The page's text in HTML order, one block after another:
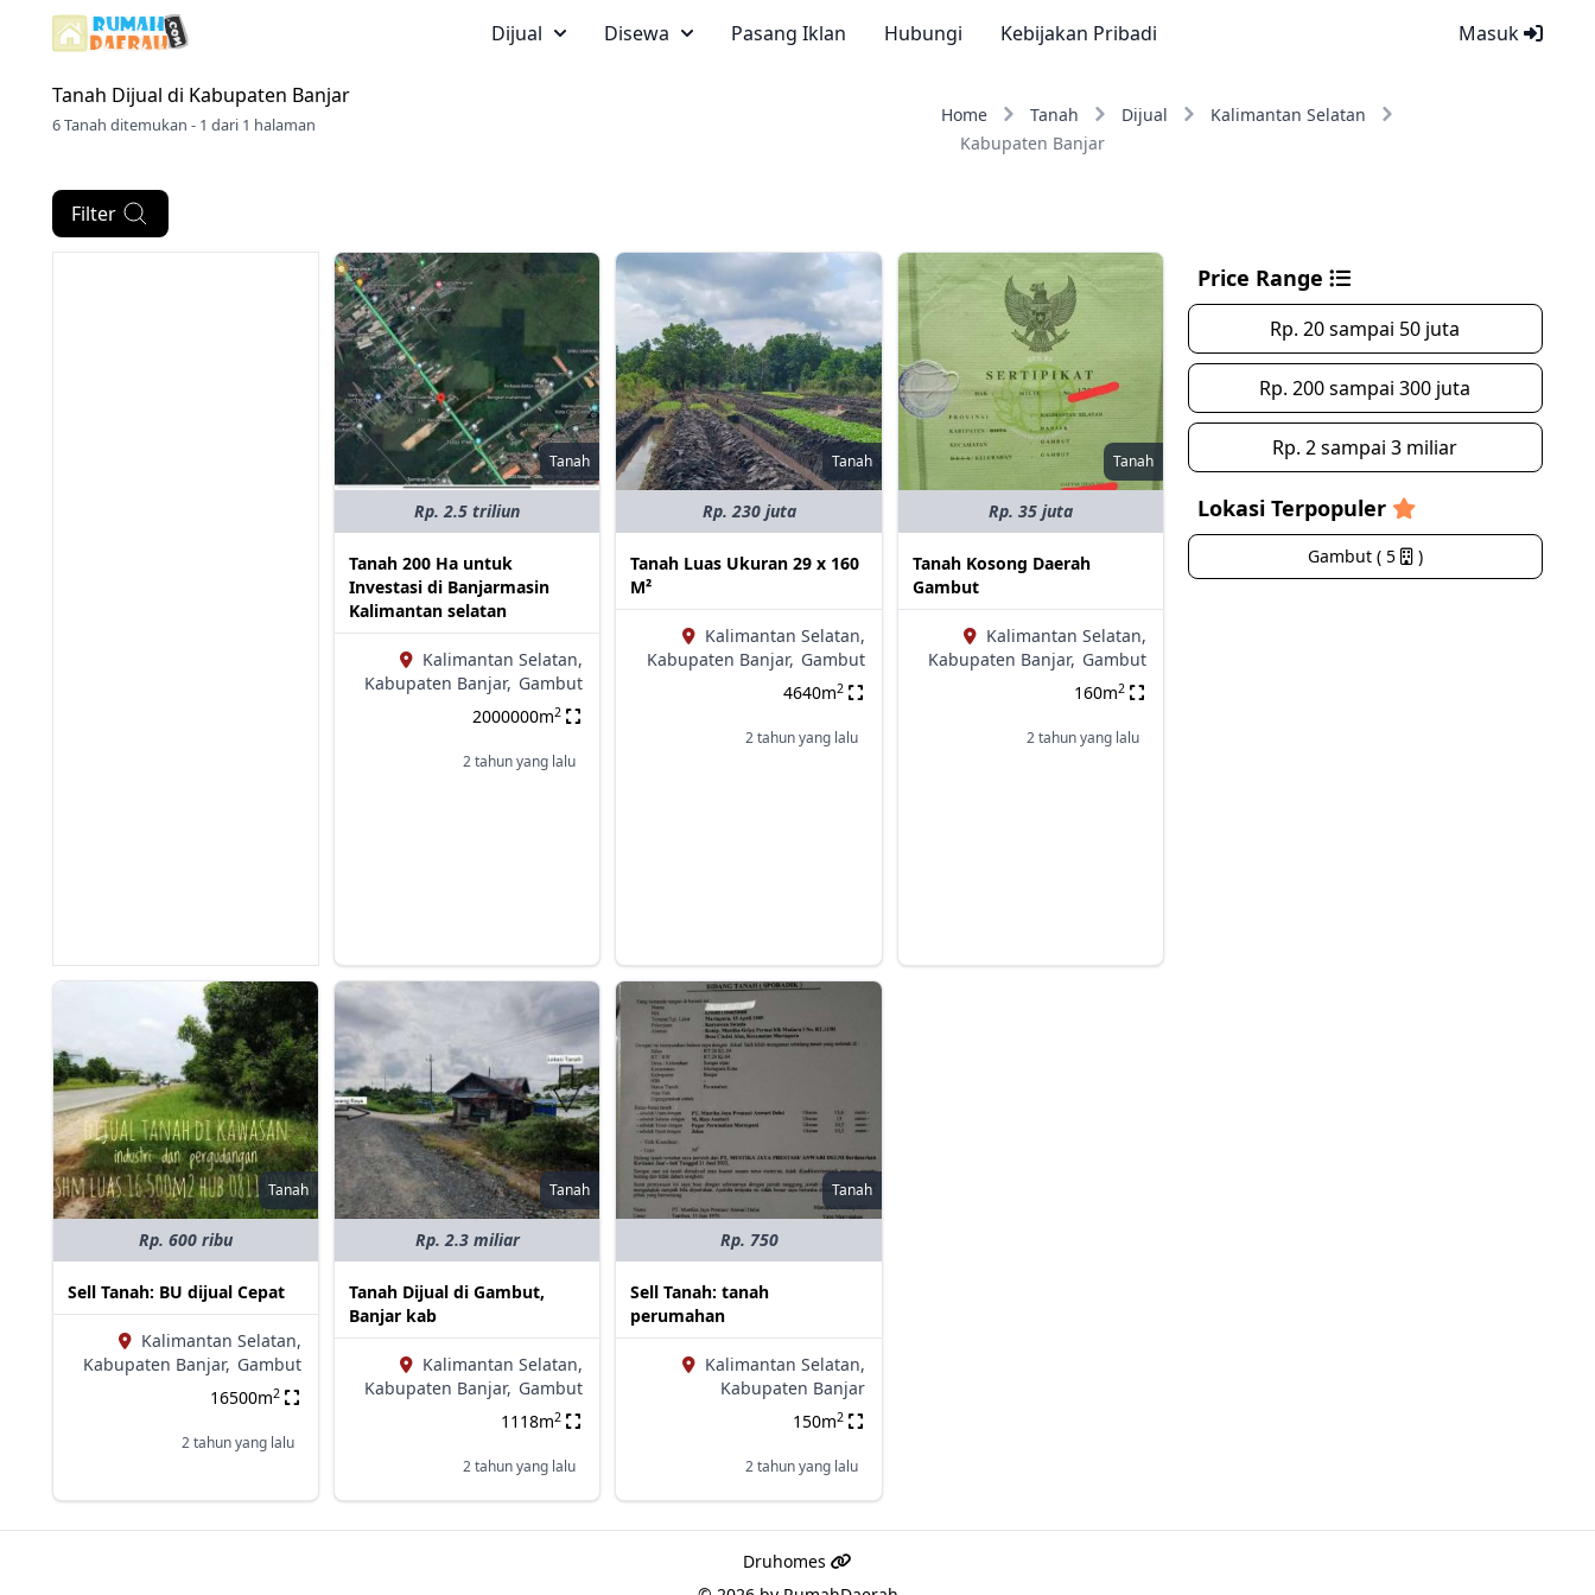
Masuk
Dijual Disewa Pasang Iklan Hubungi Kebijakan Pribadi
Tanah Dijual di Kabupaten Banjar
6 Tanah ditemukan - 1 dari 1 halaman Home Tanah Dijual
Kalimantan Selatan
Kabupaten Banjar
Filter
Tanah
Rp. 2.5 triliun
Tanah 200 Ha untuk
Investasi di Banjarmasin
Kalimantan selatan
Kalimantan Selatan,
Kabupaten Banjar, Gambut
2000000m2
2 tahun yang lalu
Tanah
Rp. 230 juta
Tanah Luas Ukuran 29 x 160
M²
Kalimantan Selatan,
Kabupaten Banjar, Gambut
4640m2
2 tahun yang lalu
Tanah
Rp. 35 juta
Tanah Kosong Daerah
Gambut
Kalimantan Selatan,
Kabupaten Banjar, Gambut
160m2
2 tahun yang lalu
Tanah
Rp. 600 ribu
Sell Tanah: BU dijual Cepat
Kalimantan Selatan,
Kabupaten Banjar, Gambut
16500m2
2 tahun yang lalu
Tanah
Rp. 2.3 miliar
Tanah Dijual di Gambut,
Banjar kab
Kalimantan Selatan,
Kabupaten Banjar, Gambut
1118m2
2 tahun yang lalu
Tanah
Rp. 750
Sell Tanah: tanah
perumahan
Kalimantan Selatan,
Kabupaten Banjar
150m2
2 tahun yang lalu
Price Range
Rp. 20 sampai 50 juta
Rp. 200 sampai 300 juta
Rp. 2 sampai 3 miliar
Lokasi Terpopuler
Gambut ( 5 )
Druhomes